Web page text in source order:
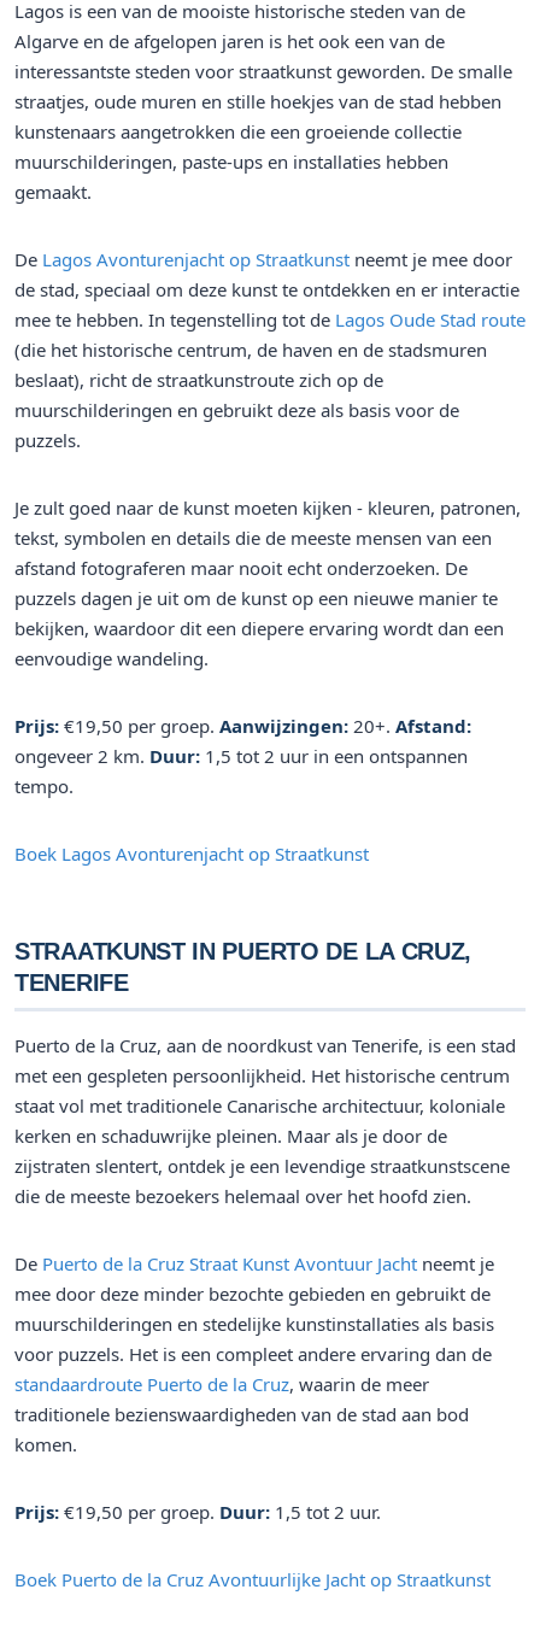
Lagos is een van de mooiste historische steden van de
Algarve en de afgelopen jaren is het ook een van de
interessantste steden voor straatkunst geworden. De smalle
straatjes, oude muren en stille hoekjes van de stad hebben
kunstenaars aangetrokken die een groeiende collectie
muurschilderingen, paste-ups en installaties hebben
gemaakt.
De Lagos Avonturenjacht op Straatkunst neemt je mee door
de stad, speciaal om deze kunst te ontdekken en er interactie
mee te hebben. In tegenstelling tot de Lagos Oude Stad route
(die het historische centrum, de haven en de stadsmuren
beslaat), richt de straatkunstroute zich op de
muurschilderingen en gebruikt deze als basis voor de
puzzels.
Je zult goed naar de kunst moeten kijken - kleuren, patronen,
tekst, symbolen en details die de meeste mensen van een
afstand fotograferen maar nooit echt onderzoeken. De
puzzels dagen je uit om de kunst op een nieuwe manier te
bekijken, waardoor dit een diepere ervaring wordt dan een
eenvoudige wandeling.
Prijs: €19,50 per groep. Aanwijzingen: 20+. Afstand:
ongeveer 2 km. Duur: 1,5 tot 2 uur in een ontspannen
tempo.
Boek Lagos Avonturenjacht op Straatkunst
STRAATKUNST IN PUERTO DE LA CRUZ,
TENERIFE
Puerto de la Cruz, aan de noordkust van Tenerife, is een stad
met een gespleten persoonlijkheid. Het historische centrum
staat vol met traditionele Canarische architectuur, koloniale
kerken en schaduwrijke pleinen. Maar als je door de
zijstraten slentert, ontdek je een levendige straatkunstscene
die de meeste bezoekers helemaal over het hoofd zien.
De Puerto de la Cruz Straat Kunst Avontuur Jacht neemt je
mee door deze minder bezochte gebieden en gebruikt de
muurschilderingen en stedelijke kunstinstallaties als basis
voor puzzels. Het is een compleet andere ervaring dan de
standaardroute Puerto de la Cruz, waarin de meer
traditionele bezienswaardigheden van de stad aan bod
komen.
Prijs: €19,50 per groep. Duur: 1,5 tot 2 uur.
Boek Puerto de la Cruz Avontuurlijke Jacht op Straatkunst